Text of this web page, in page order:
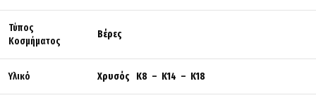
Τύπος
Κοσμήματος
Βέρες
Υλικό Χρυσός K8 – K14 – K18